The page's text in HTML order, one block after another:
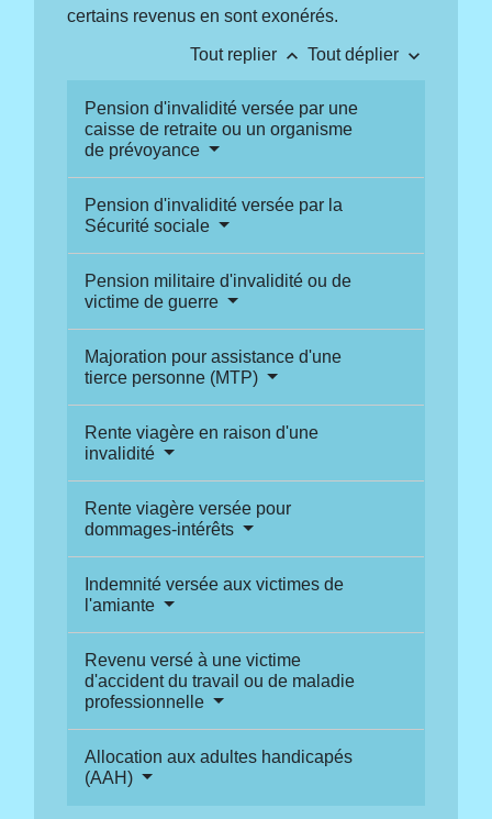
certains revenus en sont exonérés.
Tout replier keyboard_arrow_up Tout déplier keyboard_arrow_down
Pension d'invalidité versée par une
caisse de retraite ou un organisme
de prévoyance
Pension d'invalidité versée par la
Sécurité sociale
Pension militaire d'invalidité ou de
victime de guerre
Majoration pour assistance d'une
tierce personne (MTP)
Rente viagère en raison d'une
invalidité
Rente viagère versée pour
dommages-intérêts
Indemnité versée aux victimes de
l'amiante
Revenu versé à une victime
d'accident du travail ou de maladie
professionnelle
Allocation aux adultes handicapés
(AAH)